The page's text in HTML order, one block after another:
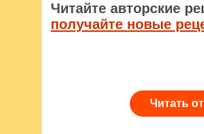
Читайте авторские
получайте новые
Читать